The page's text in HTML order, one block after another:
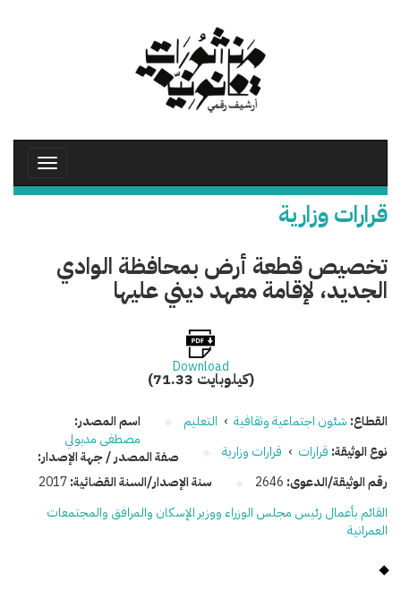
Toggle
قرارات وزارية
تخصيص قطعة أرض بمحافظة الوادي
الجديد، لإقامة معهد ديني عليها
Download
(71.33 كيلوبايت)
القطاع: شئون اجتماعية وثقافية › التعليم
نوع الوثيقة: قرارات › قرارات وزارية
رقم الوثيقة/الدعوى: 2646 سنة الإصدار/السنة القضائية:2017
اسم المصدر:
مصطفى مدبولي
صفة المصدر / جهة الإصدار:
القائم بأعمال رئيس مجلس الوزراء ووزير الإسكان والمرافق والمجتمعات
العمرانية